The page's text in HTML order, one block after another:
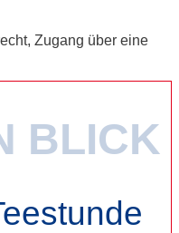
Zugang über eine
BLICK